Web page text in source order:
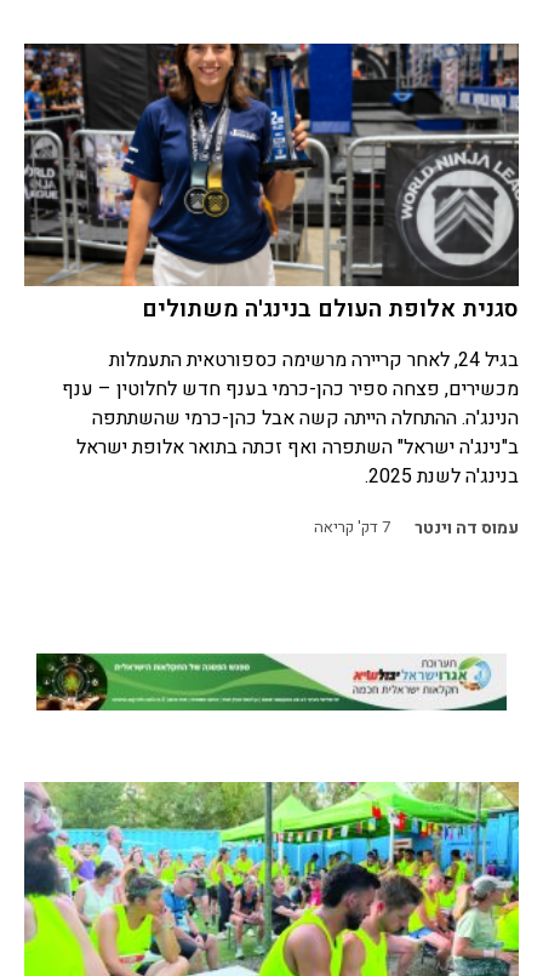
סגנית אלופת העולם בנינג'ה משתולים
בגיל 24, לאחר קריירה מרשימה כספורטאית התעמלות
מכשירים, פצחה ספיר כהן-כרמי בענף חדש לחלוטין – ענף
הנינג'ה. ההתחלה הייתה קשה אבל כהן-כרמי שהשתתפה
ב"נינג'ה ישראל" השתפרה ואף זכתה בתואר אלופת ישראל
בנינג'ה לשנת 2025.
עמוס דה וינטר 7דק' קריאה